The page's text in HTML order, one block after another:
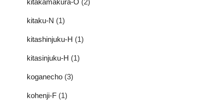
kitakamakura-O (2)
kitaku-N (1)
kitashinjuku-H (1)
kitasinjuku-H (1)
koganecho (3)
kohenji-F (1)